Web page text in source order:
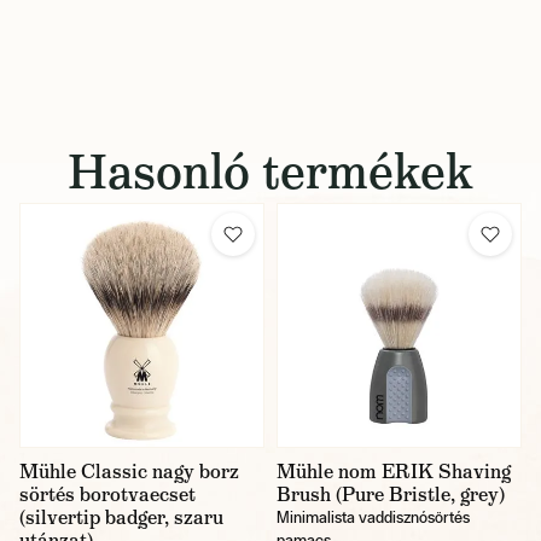
Hasonló termékek
Mühle Classic nagy borz
sörtés borotvaecset
(silvertip badger, szaru
Mühle nom ERIK Shaving
Brush (Pure Bristle, grey)
Minimalista vaddisznósörtés